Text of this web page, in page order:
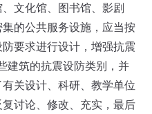
文化馆、图书馆、影剧
的公共服务设施，应当按
要求进行设计，增强抗震
建筑的抗震设防类别，并
关设计、科研、教学单位
讨论、修改、充实，最后